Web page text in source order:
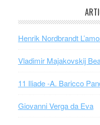
Henrik Nordbrandt
Vladimir Majakovskij
11 Iliade -A. Baricco
Giovanni Verga da Eva